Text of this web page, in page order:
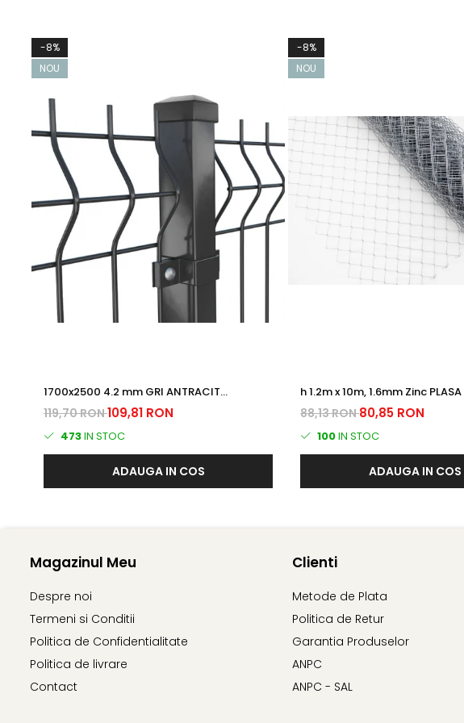
-8%
NOU
1700x2500 4.2 mm GRI ANTRACIT
(RAL7016) Plastifiat PANOU BORDURAT
119,70 RON109,81 RON
473IN STOC
ADAUGA IN COS
-8%
NOU
88,13 RON80,85 RON
100IN STOC
ADAUGA IN COS
Magazinul Meu
Despre noi
Termeni si Conditii
Politica de Confidentialitate
Politica de livrare
Contact
Clienti
Metode de Plata
Politica de Retur
Garantia Produselor
ANPC
ANPC - SAL